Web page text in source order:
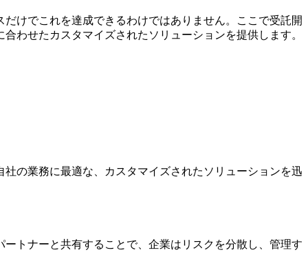
けでこれを達成できるわけではありません。ここで受託開
わせたカスタマイズされたソリューションを提供します。
の業務に最適な、カスタマイズされたソリューションを迅
トナーと共有することで、企業はリスクを分散し、管理す